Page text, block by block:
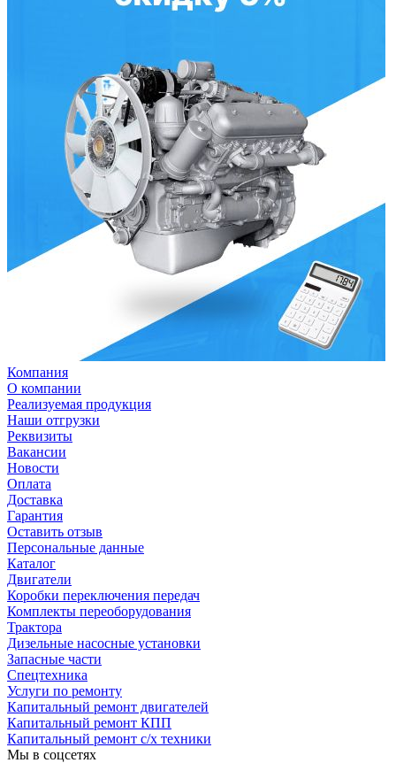
Компания
О компании
Реализуемая продукция
Наши отгрузки
Реквизиты
Вакансии
Новости
Оплата
Доставка
Гарантия
Оставить отзыв
Персональные данные
Каталог
Двигатели
Коробки переключения передач
Комплекты переоборудования
Трактора
Дизельные насосные установки
Запасные части
Спецтехника
Услуги по ремонту
Капитальный ремонт двигателей
Капитальный ремонт КПП
Капитальный ремонт с/х техники
Мы в соцсетях